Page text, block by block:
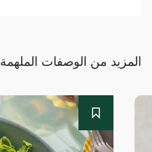
المزيد من الوصفات الملهمة